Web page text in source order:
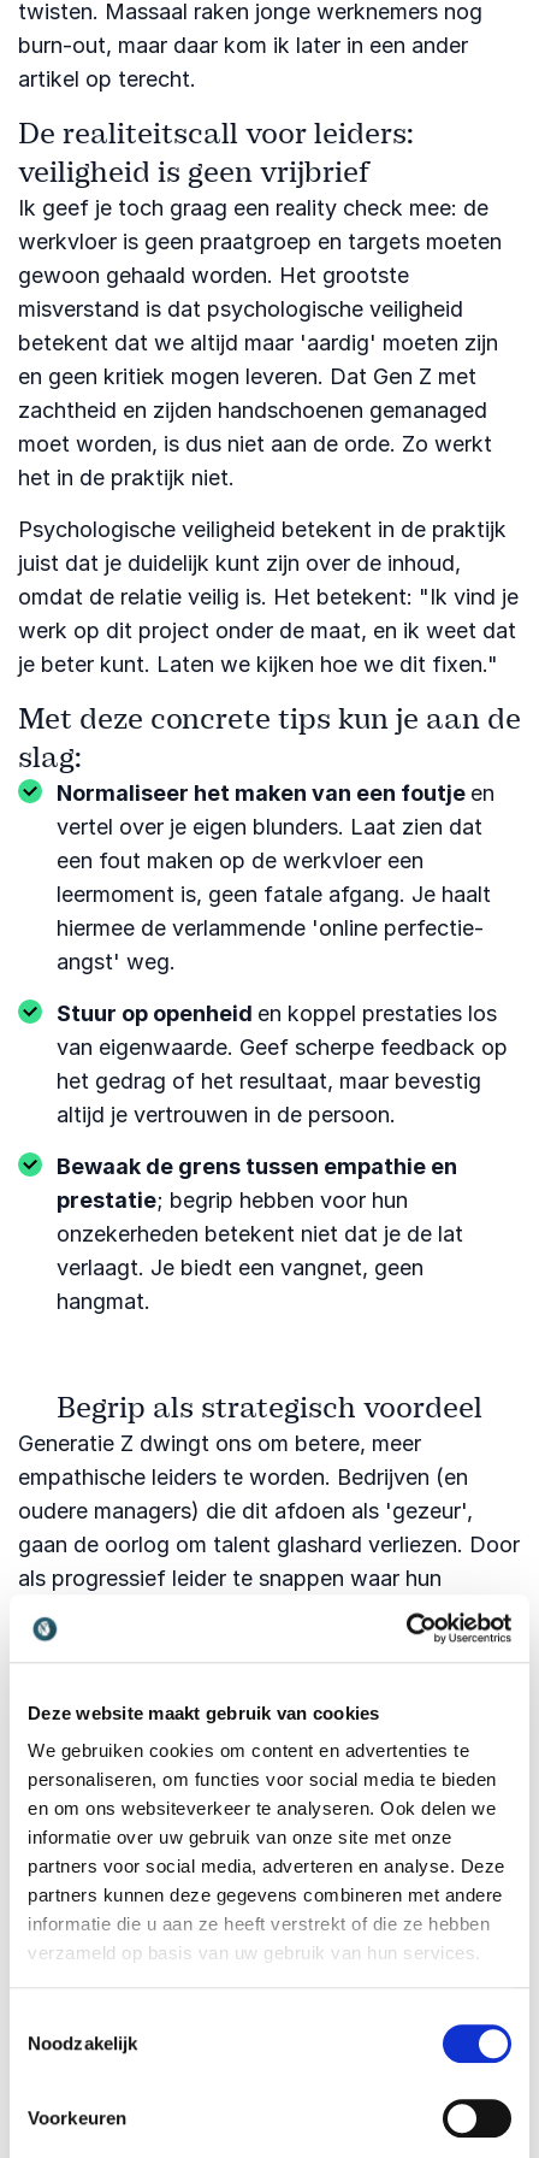
Deze website maakt gebruik van cookies
We gebruiken cookies om content en advertenties te
personaliseren, om functies voor social media te bieden
en om ons websiteverkeer te analyseren. Ook delen we
informatie over uw gebruik van onze site met onze
partners voor social media, adverteren en analyse. Deze
partners kunnen deze gegevens combineren met andere
informatie die u aan ze heeft verstrekt of die ze hebben
verzameld op basis van uw gebruik van hun services.
Noodzakelijk
Voorkeuren
twisten. Massaal raken jonge werknemers nog
burn-out, maar daar kom ik later in een ander
artikel op terecht.
De realiteitscall voor leiders:
veiligheid is geen vrijbrief
Ik geef je toch graag een reality check mee: de
werkvloer is geen praatgroep en targets moeten
gewoon gehaald worden. Het grootste
misverstand is dat psychologische veiligheid
betekent dat we altijd maar 'aardig' moeten zijn
en geen kritiek mogen leveren. Dat Gen Z met
zachtheid en zijden handschoenen gemanaged
moet worden, is dus niet aan de orde. Zo werkt
het in de praktijk niet.
Psychologische veiligheid betekent in de praktijk
juist dat je duidelijk kunt zijn over de inhoud,
omdat de relatie veilig is. Het betekent: "Ik vind je
werk op dit project onder de maat, en ik weet dat
je beter kunt. Laten we kijken hoe we dit fixen."
Met deze concrete tips kun je aan de
slag:
Normaliseer het maken van een foutje en
vertel over je eigen blunders. Laat zien dat
een fout maken op de werkvloer een
leermoment is, geen fatale afgang. Je haalt
hiermee de verlammende 'online perfectie-
angst' weg.
Stuur op openheid en koppel prestaties los
van eigenwaarde. Geef scherpe feedback op
het gedrag of het resultaat, maar bevestig
altijd je vertrouwen in de persoon.
Bewaak de grens tussen empathie en
prestatie; begrip hebben voor hun
onzekerheden betekent niet dat je de lat
verlaagt. Je biedt een vangnet, geen
hangmat.
Begrip als strategisch voordeel
Generatie Z dwingt ons om betere, meer
empathische leiders te worden. Bedrijven (en
oudere managers) die dit afdoen als 'gezeur',
gaan de oorlog om talent glashard verliezen. Door
als progressief leider te snappen waar hun
behoeftes vandaan komen, kun je kansen
benutten. Je creëert een cultuur waarin Gen Z
uiteindelijk de resultaten levert waar het hele
bedrijf van profiteert.
Boek mij als Generatie-verbinder
Voor mensen die mij kennen, zal het niet uit de
lucht komen vallen dat ik onder andere het beroep
als professioneel spreker heb opgepakt. Ik ben
dol op gesprekken, dat zit in mijn karakter. Met
een creatieve blik, ervaring als jonge bureau-
heb ik een eigen kijk op het verbinden van de
afdeling wonderen, maar help graag verder met